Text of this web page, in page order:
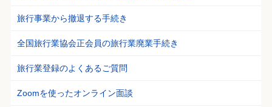
旅行事業から撤退する手続き
全国旅行業協会正会員の旅行業廃業手続き
旅行業登録のよくあるご質問
Zoomを使ったオンライン面談